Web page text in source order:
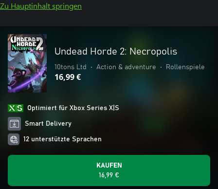
Zu Hauptinhalt springen
Undead Horde 2: Necropolis
10tons Ltd • Action & adventure • Rollenspiele
16,99 €
Optimiert für Xbox Series X|S
Smart Delivery
12 unterstützte Sprachen
KAUFEN
16,99 €